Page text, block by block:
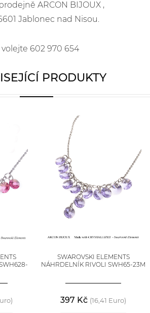
ARCON BIJOUX ,
Jablonec nad Nisou.
602 970 654
PRODUKTY
SWAROVSKI ELEMENTS
NÁHRDELNÍK RIVOLI SWH65-23M
397 Kč (16,41 Euro)